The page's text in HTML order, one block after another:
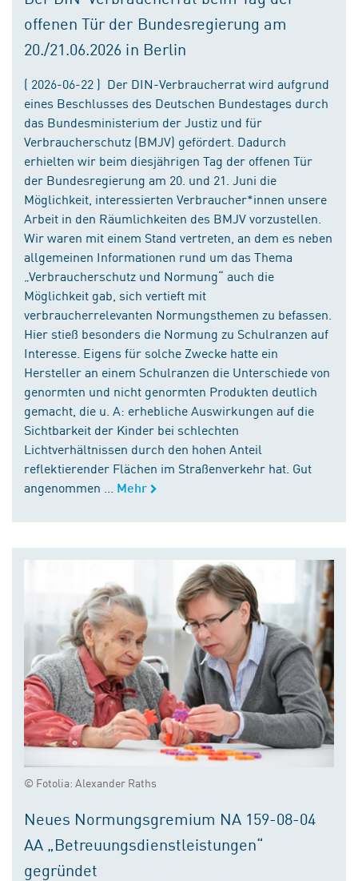
offenen Tür der Bundesregierung am
20./21.06.2026 in Berlin
( 2026-06-22 ) Der DIN-Verbraucherrat wird aufgrund
eines Beschlusses des Deutschen Bundestages durch
das Bundesministerium der Justiz und für
Verbraucherschutz (BMJV) gefördert. Dadurch
erhielten wir beim diesjährigen Tag der offenen Tür
der Bundesregierung am 20. und 21. Juni die
Möglichkeit, interessierten Verbraucher*innen unsere
Arbeit in den Räumlichkeiten des BMJV vorzustellen.
Wir waren mit einem Stand vertreten, an dem es neben
allgemeinen Informationen rund um das Thema
„Verbraucherschutz und Normung“ auch die
Möglichkeit gab, sich vertieft mit
verbraucherrelevanten Normungsthemen zu befassen.
Hier stieß besonders die Normung zu Schulranzen auf
Interesse. Eigens für solche Zwecke hatte ein
Hersteller an einem Schulranzen die Unterschiede von
genormten und nicht genormten Produkten deutlich
gemacht, die u. A: erhebliche Auswirkungen auf die
Sichtbarkeit der Kinder bei schlechten
Lichtverhältnissen durch den hohen Anteil
reflektierender Flächen im Straßenverkehr hat. Gut
angenommen ...
Mehr
© Fotolia: Alexander Raths
Neues Normungsgremium NA 159-08-04
AA „Betreuungsdienstleistungen“
gegründet